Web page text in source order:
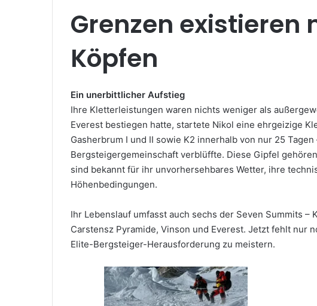
Grenzen existieren
Köpfen
Ein unerbittlicher Aufstieg
Ihre Kletterleistungen waren nichts weniger als
Everest bestiegen hatte, startete Nikol eine ehrgeizige
Gasherbrum I und II sowie K2 innerhalb von nur 25
Bergsteigergemeinschaft verblüffte. Diese Gipfel
sind bekannt für ihr unvorhersehbares Wetter, ihre
Höhenbedingungen.
Ihr Lebenslauf umfasst auch sechs der Seven Summits –
Carstensz Pyramide, Vinson und Everest. Jetzt fehlt nur
Elite-Bergsteiger-Herausforderung zu meistern.